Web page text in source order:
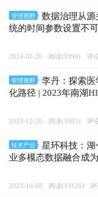
管理视野
数据治理从
统的时间参数设置不
2024-02-20 阅读(5990) 评
管理视野
李丹：探索
化路径 | 2023年南湖
2023-12-20 阅读(5905) 评
技术产业
星环科技：
业多模态数据融合成
2023-10-08 阅读(13126) 评